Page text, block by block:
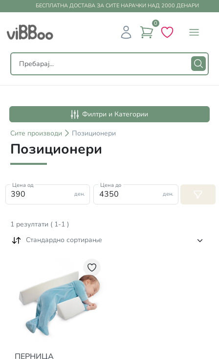
БЕСПЛАТНА ДОСТАВА ЗА СИТЕ НАРАЧКИ НАД 2000 ДЕНАРИ
0
Филтри и Категории
Сите производи Позиционери
Позиционери
ден.
Цена од
ден.
Цена до
1 резултати ( 1-1 )
Стандардно сортирање
ПЕРНИЦА